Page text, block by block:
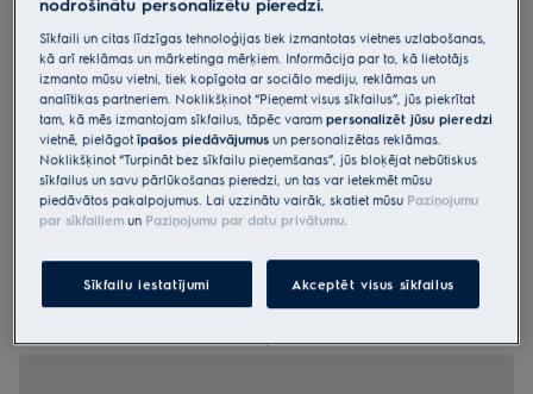
Cepeškrāsns 700.sērijas
„SteamCrisp“ , ar pirolīzi ar
termozondi
4.9 (1389)
Ražojuma informācijas lapa
Priekšrocības
temperatūras, tādēļ tas nav sauss.
gaļas cepšanai.
Pirolītiskā tīrīšana pārvērš taukvielas un ēdienu atliekas pelnos.
Sīkfaili un citas līdzīgas tehnoloģijas tiek izmantotas vietnes uzlabošanas,
kā arī reklāmas un mārketinga mērķiem. Informācija par to, kā lietotājs
izmanto mūsu vietni, tiek kopīgota ar sociālo mediju, reklāmas un
analītikas partneriem. Noklikšķinot “Pieņemt visus sīkfailus”, jūs piekrītat
tam, kā mēs izmantojam sīkfailus, tāpēc varampersonalizēt jūsu pieredzi
vietnē, pielāgotīpašos piedāvājumus un personalizētas reklāmas.
Noklikšķinot “Turpināt bez sīkfailu pieņemšanas”, jūs bloķējat nebūtiskus
sīkfailus un savu pārlūkošanas pieredzi, un tas var ietekmēt mūsu
piedāvātos pakalpojumus. Lai uzzinātu vairāk, skatiet mūsu Paziņojumu
par sīkfailiem un Paziņojumu par datu privātumu.
Sīkfailu iestatījumi Akceptēt visus sīkfailus